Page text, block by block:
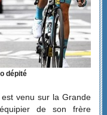
dépité
est venu sur la Grande
de son frère